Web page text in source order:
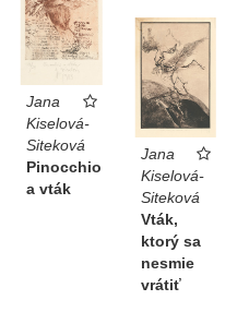
Jana
Kiselová-
Siteková
Pinocchio
a vták
Jana
Kiselová-
Siteková
Vták,
ktorý sa
nesmie
vrátiť